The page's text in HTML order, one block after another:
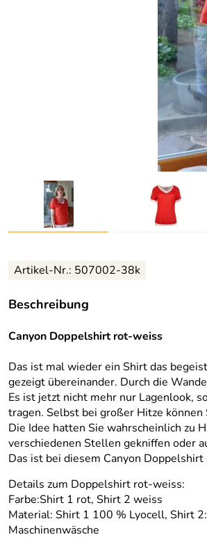
Artikel-Nr.: 507002-38k
Beschreibung
Canyon Doppelshirt rot-weiss
Das ist mal wieder ein Shirt das
gezeigt übereinander. Durch die
Es ist jetzt nicht mehr nur Lagenlook,
tragen. Selbst bei großer Hitze
Die Idee hatten Sie wahrscheinlich zu
verschiedenen Stellen gekniffen oder
Das ist bei diesem Canyon
Details zum Doppelshirt rot-weiss:
Farbe:Shirt 1 rot, Shirt 2 weiss
Material: Shirt 1 100 % Lyocell, Shirt
Maschinenwäsche